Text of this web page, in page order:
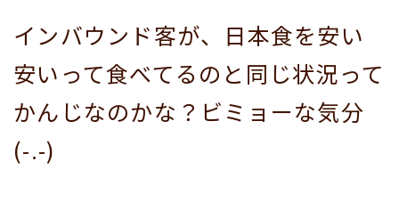
インバウンド客が、日本食を安い
安いって食べてるのと同じ状況って
かんじなのかな？ビミョーな気分
(-.-)